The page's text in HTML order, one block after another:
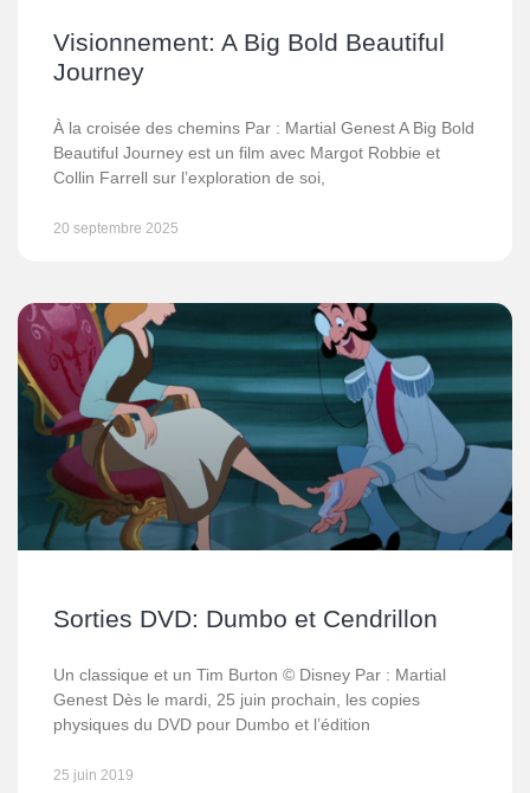
Visionnement: A Big Bold Beautiful
Journey
À la croisée des chemins Par : Martial Genest A Big Bold
Beautiful Journey est un film avec Margot Robbie et
Collin Farrell sur l’exploration de soi,
20 septembre 2025
Sorties DVD: Dumbo et Cendrillon
Un classique et un Tim Burton © Disney Par : Martial
Genest Dès le mardi, 25 juin prochain, les copies
physiques du DVD pour Dumbo et l’édition
25 juin 2019